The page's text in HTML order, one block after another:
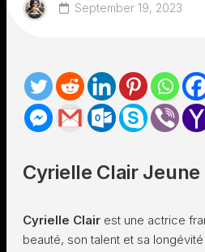
September 19, 2023
Cyrielle Clair
Cyrielle Clair est une actrice
beauté, son talent et sa longévité